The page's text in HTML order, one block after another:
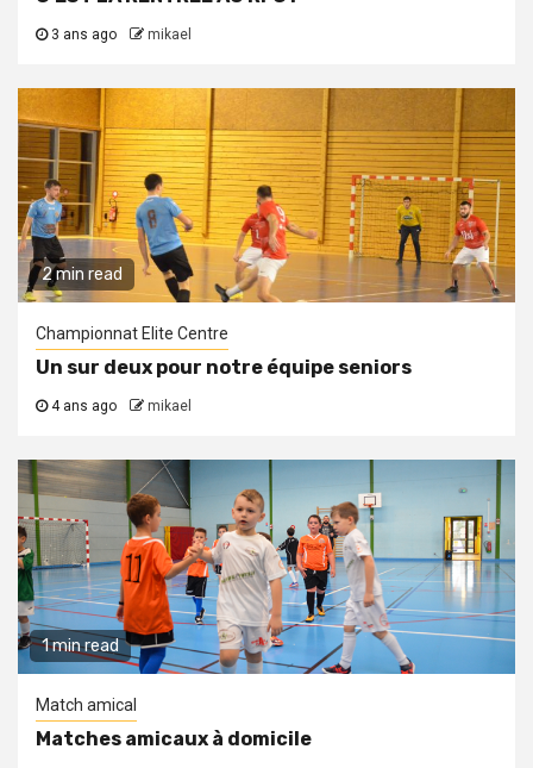
3 ans ago mikael
2 min read
Championnat Elite Centre
Un sur deux pour notre équipe seniors
4 ans ago mikael
1 min read
Match amical
Matches amicaux à domicile